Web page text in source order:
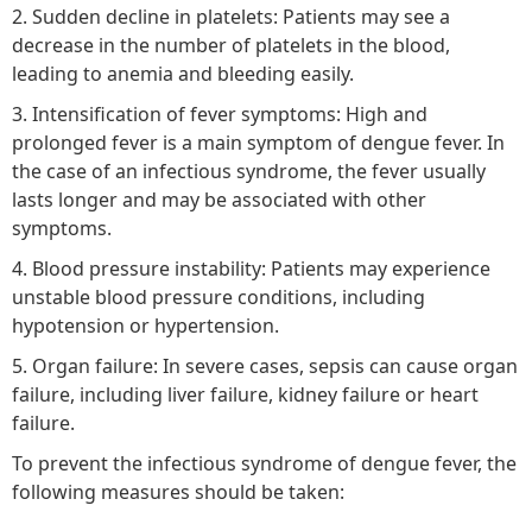
2. Sudden decline in platelets: Patients may see a
decrease in the number of platelets in the blood,
leading to anemia and bleeding easily.
3. Intensification of fever symptoms: High and
prolonged fever is a main symptom of dengue fever. In
the case of an infectious syndrome, the fever usually
lasts longer and may be associated with other
symptoms.
4. Blood pressure instability: Patients may experience
unstable blood pressure conditions, including
hypotension or hypertension.
5. Organ failure: In severe cases, sepsis can cause organ
failure, including liver failure, kidney failure or heart
failure.
To prevent the infectious syndrome of dengue fever, the
following measures should be taken: